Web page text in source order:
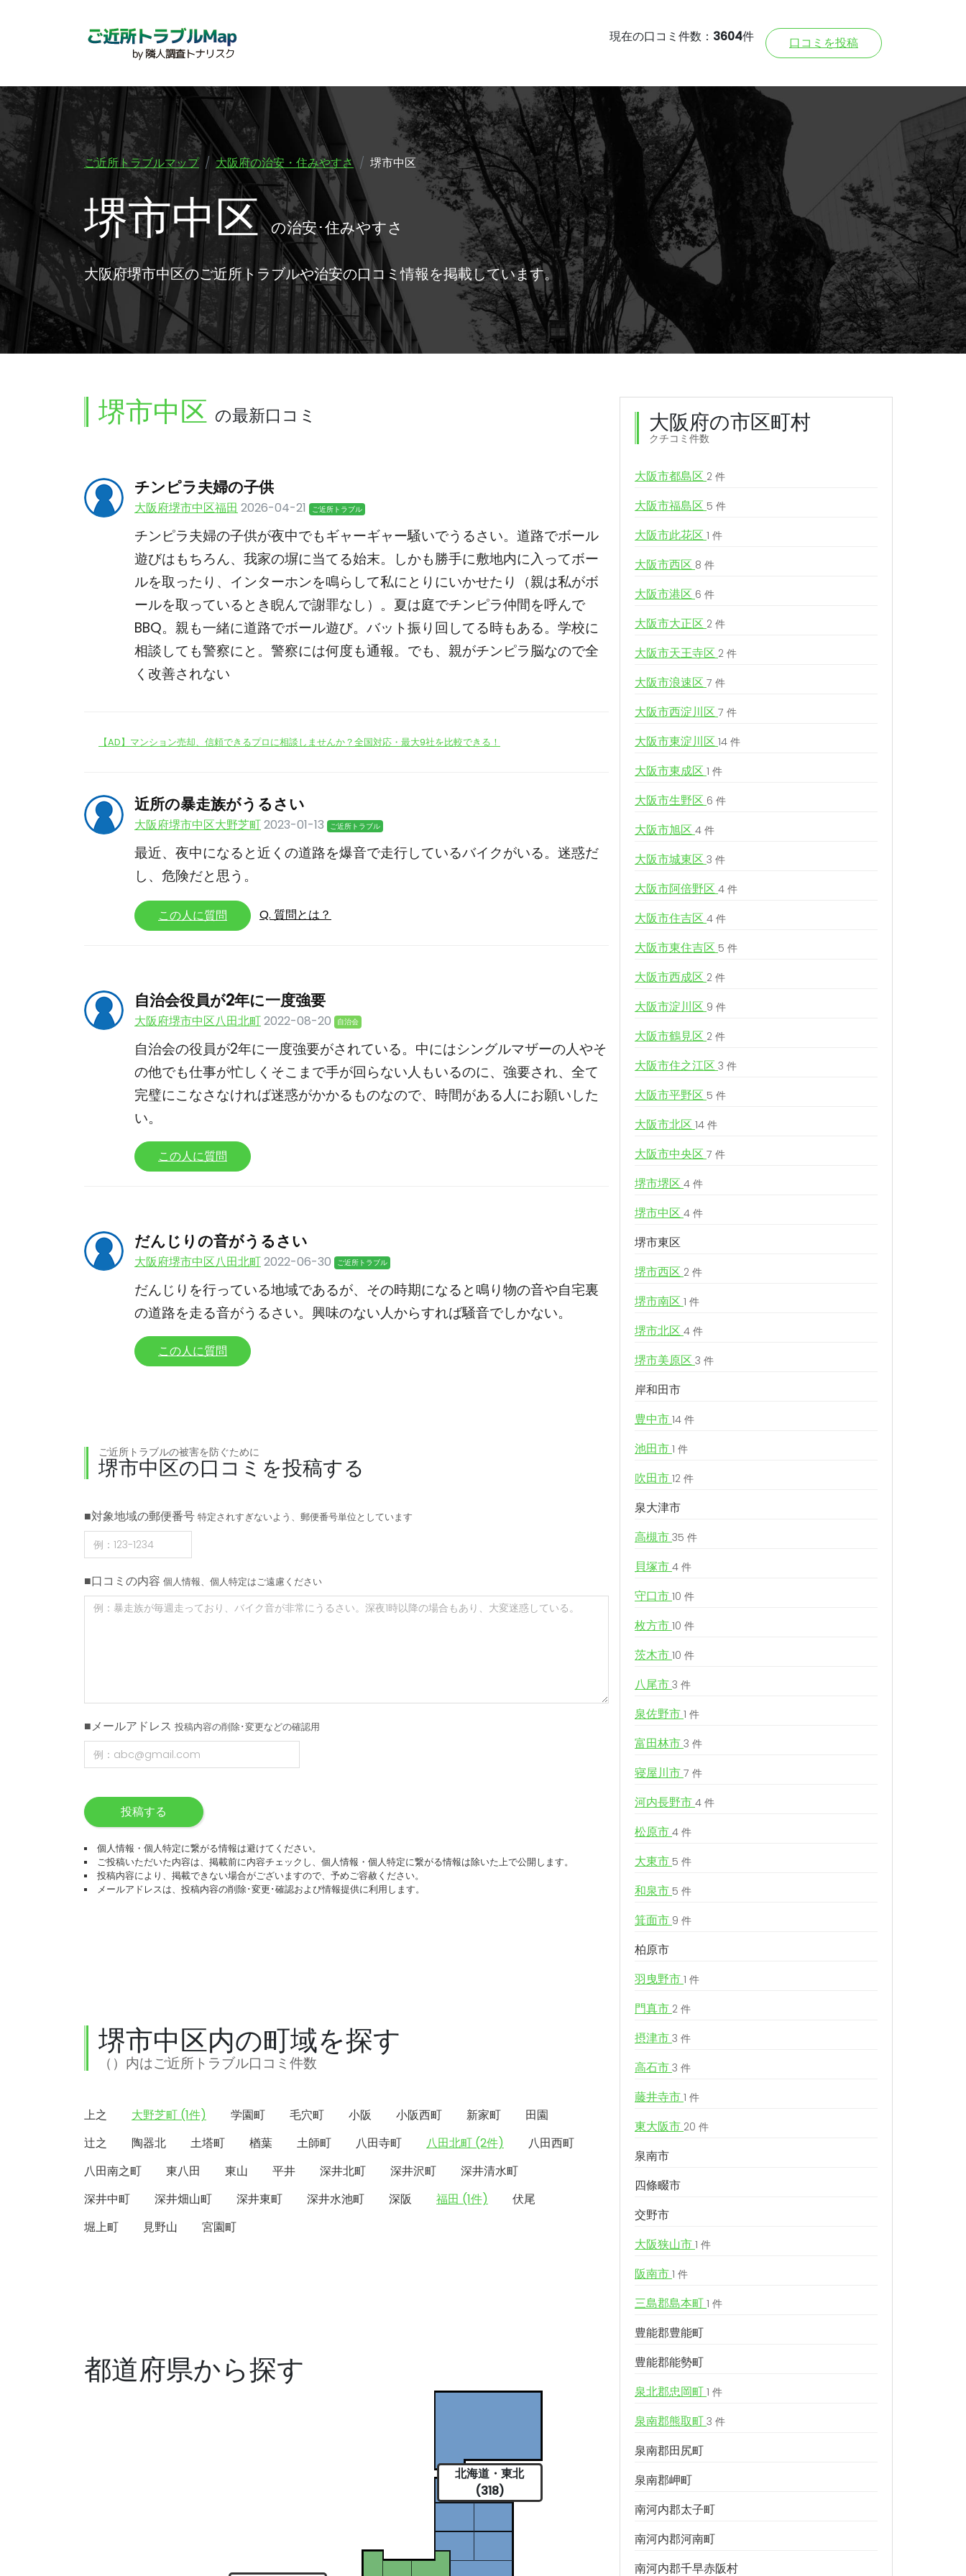
現在の口コミ件数： 3604件 口コミを投稿
ご近所トラブルマップ 大阪府の治安・住みやすさ 堺市中区
堺市中区の治安･住みやすさ
大阪府堺市中区のご近所トラブルや治安の口コミ情報を掲載しています。
堺市中区 の最新口コミ
チンピラ夫婦の子供
大阪府堺市中区福田 2026-04-21 ご近所トラブル
チンピラ夫婦の子供が夜中でもギャーギャー騒いでうるさい。道路でボール
遊びはもちろん、我家の塀に当てる始末。しかも勝手に敷地内に入ってボー
ルを取ったり、インターホンを鳴らして私にとりにいかせたり（親は私がボ
ールを取っているとき睨んで謝罪なし）。夏は庭でチンピラ仲間を呼んで
BBQ。親も一緒に道路でボール遊び。バット振り回してる時もある。学校に
相談しても警察にと。警察には何度も通報。でも、親がチンピラ脳なので全
く改善されない
【AD】マンション売却、信頼できるプロに相談しませんか？全国対応・最大9社を比較できる！
近所の暴走族がうるさい
大阪府堺市中区大野芝町2023-01-13 ご近所トラブル
最近、夜中になると近くの道路を爆音で走行しているバイクがいる。迷惑だ
し、危険だと思う。
この人に質問 Q. 質問とは？
自治会役員が2年に一度強要
大阪府堺市中区八田北町2022-08-20 自治会
自治会の役員が2年に一度強要がされている。中にはシングルマザーの人やそ
の他でも仕事が忙しくそこまで手が回らない人もいるのに、強要され、全て
完璧にこなさなければ迷惑がかかるものなので、時間がある人にお願いした
い。
この人に質問
だんじりの音がうるさい
大阪府堺市中区八田北町2022-06-30 ご近所トラブル
だんじりを行っている地域であるが、その時期になると鳴り物の音や自宅裏
の道路を走る音がうるさい。興味のない人からすれば騒音でしかない。
この人に質問
ご近所トラブルの被害を防ぐために
堺市中区の口コミを投稿する
■対象地域の郵便番号 特定されすぎないよう、郵便番号単位としています
■口コミの内容 個人情報、個人特定はご遠慮ください
■メールアドレス 投稿内容の削除･変更などの確認用
投稿する
個人情報・個人特定に繋がる情報は避けてください。
ご投稿いただいた内容は、掲載前に内容チェックし、個人情報・個人特定に繋がる情報は除いた上で公開します。
投稿内容により、掲載できない場合がございますので、予めご容赦ください。
メールアドレスは、投稿内容の削除･変更･確認および情報提供に利用します。
堺市中区内の町域を探す
（）内はご近所トラブル口コミ件数
上之 大野芝町 (1件) 学園町 毛穴町 小阪 小阪西町 新家町
田園
辻之
陶器北 土塔町 楢葉 土師町 八田寺町 八田北町 (2件)
八田西町
八田南之町
東八田 東山 平井 深井北町 深井沢町
深井清水町
深井中町
深井畑山町 深井東町 深井水池町 深阪 福田 (1件)
伏尾
堀上町
見野山 宮園町
都道府県から探す
北海道・東北
(318)
大阪府の市区町村
クチコミ件数
大阪市都島区 2 件
大阪市福島区 5 件
大阪市此花区 1 件
大阪市西区 8 件
大阪市港区 6 件
大阪市大正区 2 件
大阪市天王寺区 2 件
大阪市浪速区 7 件
大阪市西淀川区 7 件
大阪市東淀川区 14 件
大阪市東成区 1 件
大阪市生野区 6 件
大阪市旭区 4 件
大阪市城東区 3 件
大阪市阿倍野区 4 件
大阪市住吉区 4 件
大阪市東住吉区 5 件
大阪市西成区 2 件
大阪市淀川区 9 件
大阪市鶴見区 2 件
大阪市住之江区 3 件
大阪市平野区 5 件
大阪市北区 14 件
大阪市中央区 7 件
堺市堺区 4 件
堺市中区 4 件
堺市東区
堺市西区 2 件
堺市南区 1 件
堺市北区 4 件
堺市美原区 3 件
岸和田市
豊中市 14 件
池田市 1 件
吹田市 12 件
泉大津市
高槻市 35 件
貝塚市 4 件
守口市 10 件
枚方市 10 件
茨木市 10 件
八尾市 3 件
泉佐野市 1 件
富田林市 3 件
寝屋川市 7 件
河内長野市 4 件
松原市 4 件
大東市 5 件
和泉市 5 件
箕面市 9 件
柏原市
羽曳野市 1 件
門真市 2 件
摂津市 3 件
高石市 3 件
藤井寺市 1 件
東大阪市 20 件
泉南市
四條畷市
交野市
大阪狭山市 1 件
阪南市 1 件
三島郡島本町 1 件
豊能郡豊能町
豊能郡能勢町
泉北郡忠岡町 1 件
泉南郡熊取町 3 件
泉南郡田尻町
泉南郡岬町
南河内郡太子町
南河内郡河南町
南河内郡千早赤阪村